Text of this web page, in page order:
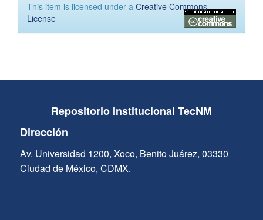
This item is licensed under a Creative Commons
License
Repositorio Institucional TecNM
Dirección
Av. Universidad 1200, Xoco, Benito Juárez, 03330
Ciudad de México, CDMX.